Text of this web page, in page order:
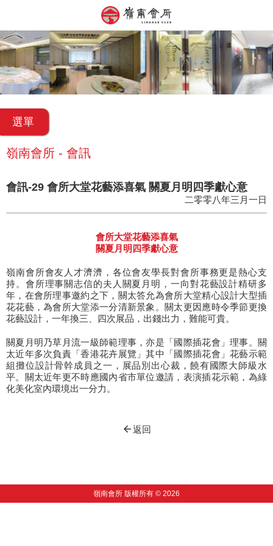
選單
嶺南會所 - 會訊
會訊-29 會所大堂花藝添喜氣 關夏月明四季獻心意
二零零八年三月一日
會所大堂花藝添喜氣
關夏月明四季獻心意
嶺南會所會友人才濟濟，各位會友學長對會所事務更是熱心支
持。會所理事關志信的夫人關夏月明，一向對花藝設計精研多
年，在會所理事邀約之下，關太答允為會所大堂精心設計大型插
花花藝，為會所大堂添一分清新景象。關太更因應時令季節更換
花藝設計，一年換三、四次展品，出錢出力，難能可貴。
關夏月明乃草月流一級師範理事，亦是「國際插花會」理事。關
太近年多次負責「香港花卉展覽」其中「國際插花會」花藝示範
組攤位設計骨幹成員之一，展品別出心裁，饒有國際大師級水
平。關太近年更不時應國內省市單位邀請，表演插花示範，為綠
化美化室內環境出一分力。
arrow_back返回
嶺南會所 版權所有 © 2026